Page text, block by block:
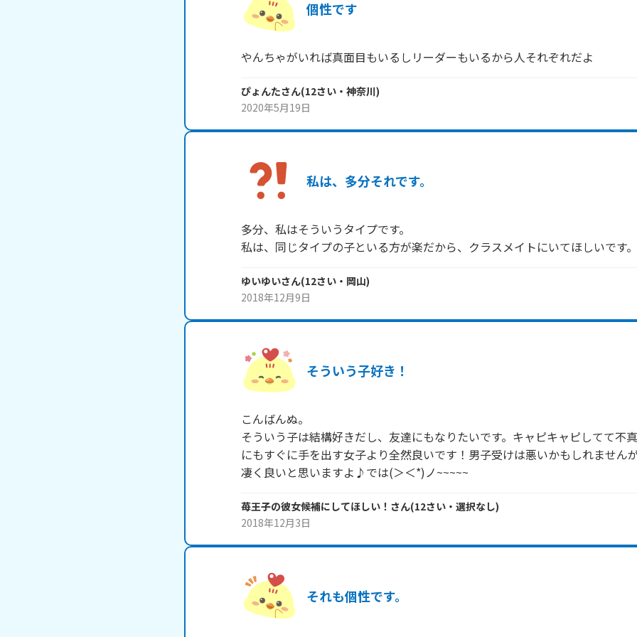
個性です
やんちゃがいれば真面目もいるしリーダーもいるから人それぞれだよ
ぴょんたさん(12さい・ 神奈川)
2020年5月19日
私は、多分それです。
多分、私はそういうタイプです。
私は、同じタイプの子といる方が楽だから、クラスメイトにいてほしいです。
ゆいゆいさん(12さい・ 岡山)
2018年12月9日
そういう子好き！
こんばんぬ。
そういう子は結構好きだし、友達にもなりたいです。キャピキャピしてて不
にもすぐに手を出す女子より全然良いです！男子受けは悪いかもしれません
凄く良いと思いますよ♪では(＞＜*)ノ~~~~~
苺王子の彼女候補にしてほしい！ さん(12さい・ 選択なし)
2018年12月3日
それも個性です。